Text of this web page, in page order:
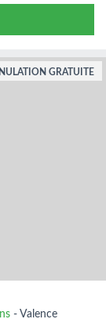
- Valence
GRATUITE